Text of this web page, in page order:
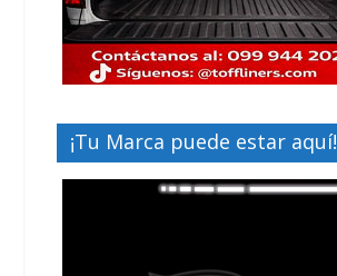
¡Tu Marca puede estar aquí!